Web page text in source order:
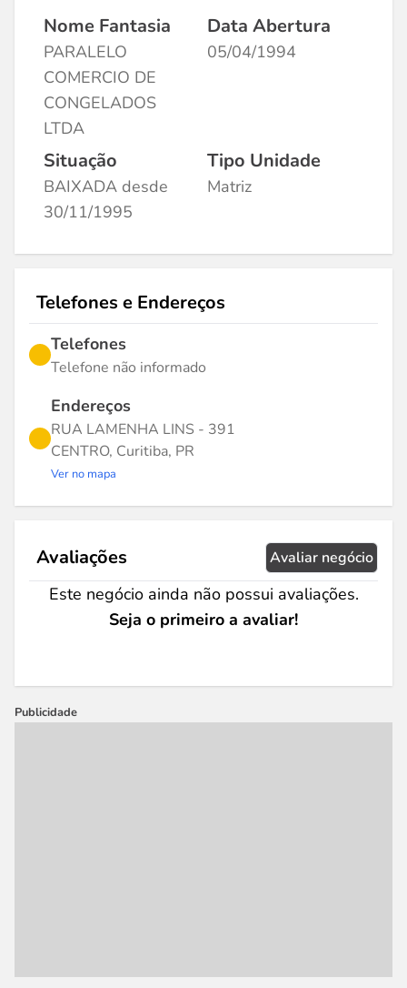
Nome Fantasia
PARALELO
COMERCIO DE
CONGELADOS
LTDA
Data Abertura
05/04/1994
Situação
BAIXADA desde
30/11/1995
Tipo Unidade
Matriz
Telefones e Endereços
Telefones
Telefone não informado
Endereços
RUA LAMENHA LINS - 391
CENTRO, Curitiba, PR
Ver no mapa
Avaliações Avaliar negócio
Este negócio ainda não possui avaliações.
Seja o primeiro a avaliar!
Publicidade